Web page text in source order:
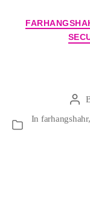
Post
Categories
In farhangshahr